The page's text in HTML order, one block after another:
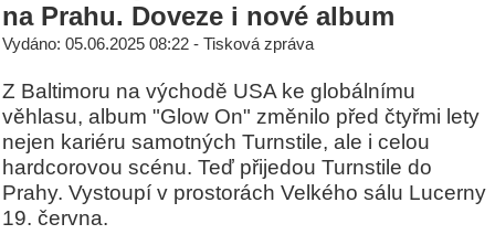
na Prahu. Doveze i nové album
Vydáno: 05.06.2025 08:22 - Tisková zpráva
Z Baltimoru na východě USA ke globálnímu
věhlasu, album "Glow On" změnilo před čtyřmi lety
nejen kariéru samotných Turnstile, ale i celou
hardcorovou scénu. Teď přijedou Turnstile do
Prahy. Vystoupí v prostorách Velkého sálu Lucerny
19. června.